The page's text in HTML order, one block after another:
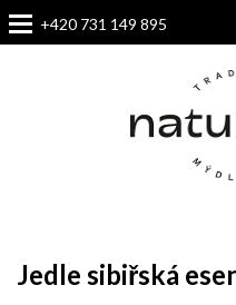
+420 731 149 895
Jedle sibiřská